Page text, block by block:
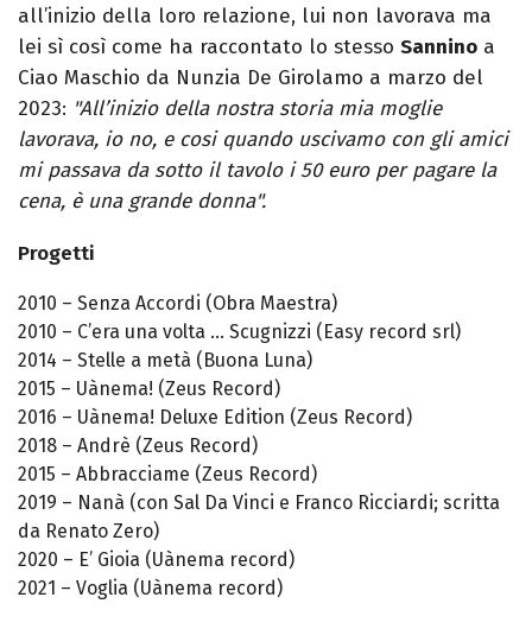
all’inizio della loro relazione, lui non lavorava ma
lei sì così come ha raccontato lo stesso Sannino a
Ciao Maschio da Nunzia De Girolamo a marzo del
2023: "All’inizio della nostra storia mia moglie
lavorava, io no, e cosi quando uscivamo con gli amici
mi passava da sotto il tavolo i 50 euro per pagare la
cena, è una grande donna".
Progetti
2010 – Senza Accordi (Obra Maestra)
2010 – C’era una volta … Scugnizzi (Easy record srl)
2014 – Stelle a metà (Buona Luna)
2015 – Uànema! (Zeus Record)
2016 – Uànema! Deluxe Edition (Zeus Record)
2018 – Andrè (Zeus Record)
2015 – Abbracciame (Zeus Record)
2019 – Nanà (con Sal Da Vinci e Franco Ricciardi; scritta
da Renato Zero)
2020 – E’ Gioia (Uànema record)
2021 – Voglia (Uànema record)